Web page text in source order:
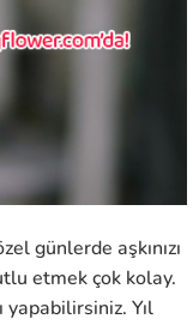
günlerde aşkınızı
etmek çok kolay.
Yıl